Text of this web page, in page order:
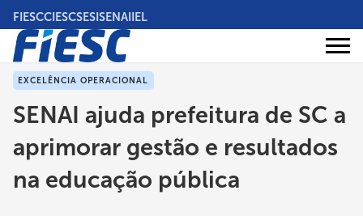
Pular
para
conteúdo
principal
FIESCCIESCSESISENAIIEL
Áreas
EXCELÊNCIA OPERACIONAL
SENAI ajuda prefeitura de SC a
aprimorar gestão e resultados
na educação pública